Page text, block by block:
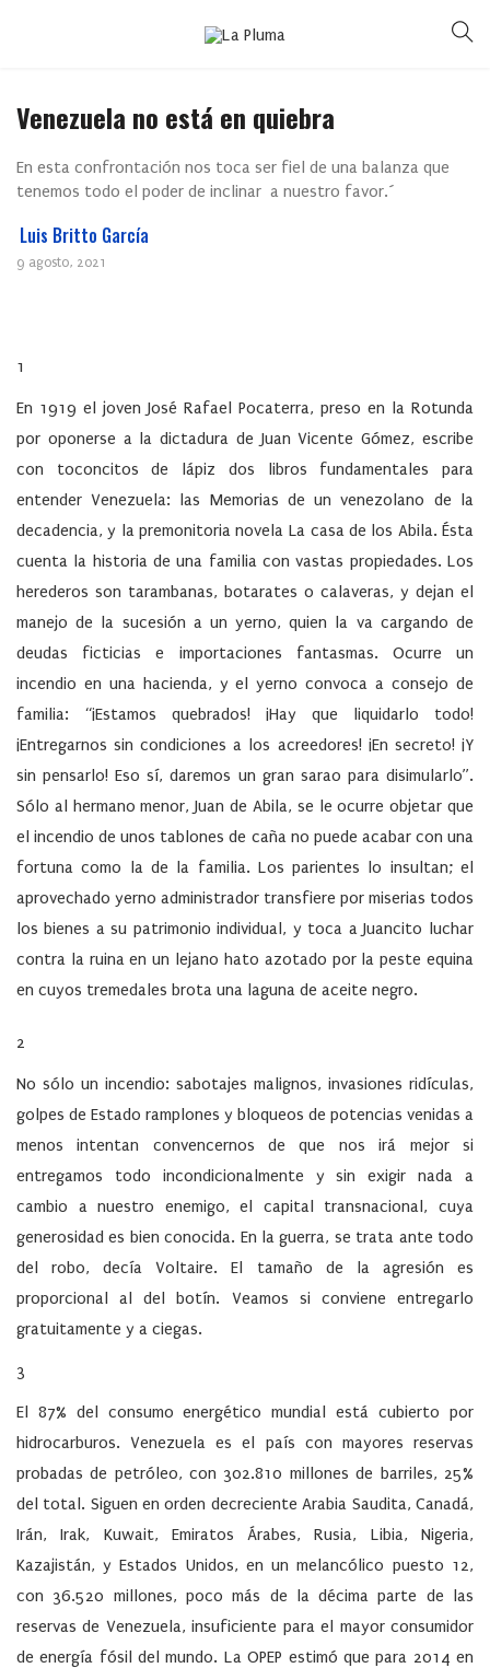
Venezuela no está en quiebra
En esta confrontación nos toca ser fiel de una balanza que
tenemos todo el poder de inclinar a nuestro favor.´
Luis Britto García
9 agosto, 2021
1
En 1919 el joven José Rafael Pocaterra, preso en la Rotunda
por oponerse a la dictadura de Juan Vicente Gómez, escribe
con toconcitos de lápiz dos libros fundamentales para
entender Venezuela: las Memorias de un venezolano de la
decadencia, y la premonitoria novela La casa de los Abila. Ésta
cuenta la historia de una familia con vastas propiedades. Los
herederos son tarambanas, botarates o calaveras, y dejan el
manejo de la sucesión a un yerno, quien la va cargando de
deudas ficticias e importaciones fantasmas. Ocurre un
incendio en una hacienda, y el yerno convoca a consejo de
familia: “¡Estamos quebrados! ¡Hay que liquidarlo todo!
¡Entregarnos sin condiciones a los acreedores! ¡En secreto! ¡Y
sin pensarlo! Eso sí, daremos un gran sarao para disimularlo”.
Sólo al hermano menor, Juan de Abila, se le ocurre objetar que
el incendio de unos tablones de caña no puede acabar con una
fortuna como la de la familia. Los parientes lo insultan; el
aprovechado yerno administrador transfiere por miserias todos
los bienes a su patrimonio individual, y toca a Juancito luchar
contra la ruina en un lejano hato azotado por la peste equina
en cuyos tremedales brota una laguna de aceite negro.
2
No sólo un incendio: sabotajes malignos, invasiones ridículas,
golpes de Estado ramplones y bloqueos de potencias venidas a
menos intentan convencernos de que nos irá mejor si
entregamos todo incondicionalmente y sin exigir nada a
cambio a nuestro enemigo, el capital transnacional, cuya
generosidad es bien conocida. En la guerra, se trata ante todo
del robo, decía Voltaire. El tamaño de la agresión es
proporcional al del botín. Veamos si conviene entregarlo
gratuitamente y a ciegas.
3
El 87% del consumo energético mundial está cubierto por
hidrocarburos. Venezuela es el país con mayores reservas
probadas de petróleo, con 302.810 millones de barriles, 25%
del total. Siguen en orden decreciente Arabia Saudita, Canadá,
Irán, Irak, Kuwait, Emiratos Árabes, Rusia, Libia, Nigeria,
Kazajistán, y Estados Unidos, en un melancólico puesto 12,
con 36.520 millones, poco más de la décima parte de las
reservas de Venezuela, insuficiente para el mayor consumidor
de energía fósil del mundo. La OPEP estimó que para 2014 en